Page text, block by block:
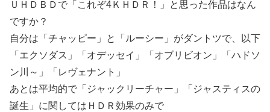
ＵＨＤＢＤで「これぞ4ＫＨＤＲ！」と思った作品はなん
ですか？
自分は「チャッピー」と「ルーシー」がダントツで、以下
「エクソダス」「オデッセイ」「オブリビオン」「ハドソ
ン川～」「レヴェナント」
あとは平均的で「ジャックリーチャー」「ジャスティスの
誕生」に関してはＨＤＲ効果のみで